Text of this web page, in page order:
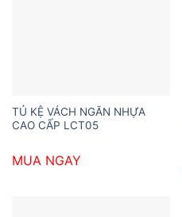
TỦ KỆ VÁCH NGĂN NHỰA
CAO CẤP LCT05
MUA NGAY